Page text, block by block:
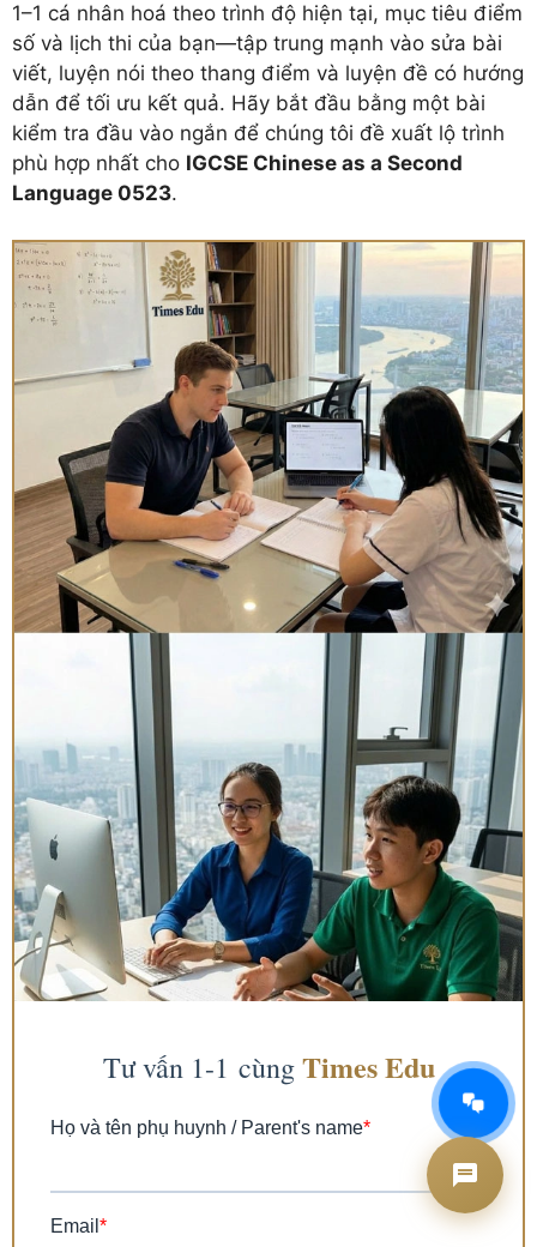
1–1 cá nhân hoá theo trình độ hiện tại, mục tiêu điểm
số và lịch thi của bạn—tập trung mạnh vào sửa bài
viết, luyện nói theo thang điểm và luyện đề có hướng
dẫn để tối ưu kết quả. Hãy bắt đầu bằng một bài
kiểm tra đầu vào ngắn để chúng tôi đề xuất lộ trình
phù hợp nhất cho IGCSE Chinese as a Second
Language 0523.
AI Tư vấn Times Edu